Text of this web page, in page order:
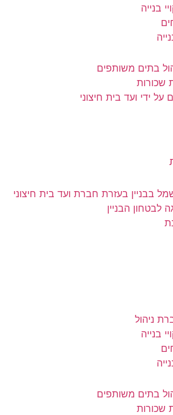
בנייה
בתים משותפים
שכורות
על ידי ועד בית חיצוני
בבניין בעזרת חברת ועד בית חיצוני
לבטחון הבניין
ניהול
בנייה
בתים משותפים
שכורות